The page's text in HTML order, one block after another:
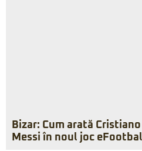
Bizar: Cum arată
Messi în noul joc